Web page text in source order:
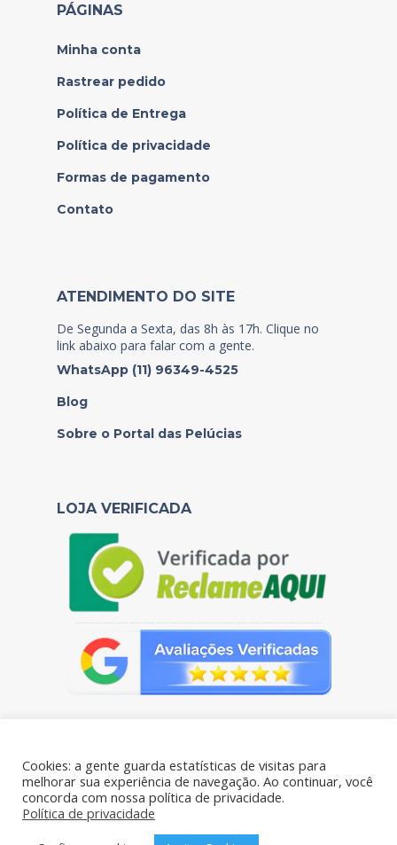
PÁGINAS
Minha conta
Rastrear pedido
Política de Entrega
Política de privacidade
Formas de pagamento
Contato
ATENDIMENTO DO SITE
De Segunda a Sexta, das 8h às 17h. Clique no
link abaixo para falar com a gente.
WhatsApp (11) 96349-4525
Blog
Sobre o Portal das Pelúcias
LOJA VERIFICADA
Portal das Pelúcias - CNPJ: 38.106.769/0001-61 - Todos os
direitos reservados - Rua Benjamim de Oliveira 198- Brás, São
Paulo – SP, 03006-020
Cookies: a gente guarda estatísticas de visitas para
melhorar sua experiência de navegação. Ao continuar, você
concorda com nossa política de privacidade.
Política de privacidade